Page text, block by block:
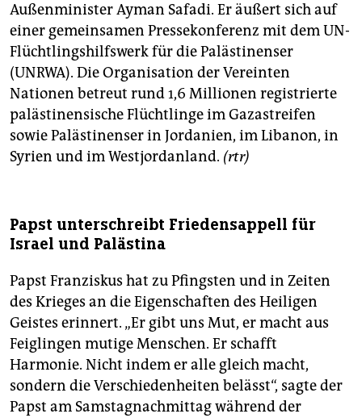
Außenminister Ayman Safadi. Er äußert sich auf
einer gemeinsamen Pressekonferenz mit dem UN-
Flüchtlingshilfswerk für die Palästinenser
(UNRWA). Die Organisation der Vereinten
Nationen betreut rund 1,6 Millionen registrierte
palästinensische Flüchtlinge im Gazastreifen
sowie Palästinenser in Jordanien, im Libanon, in
Syrien und im Westjordanland. (rtr)
Papst unterschreibt Friedensappell für
Israel und Palästina
Papst Franziskus hat zu Pfingsten und in Zeiten
des Krieges an die Eigenschaften des Heiligen
Geistes erinnert. „Er gibt uns Mut, er macht aus
Feiglingen mutige Menschen. Er schafft
Harmonie. Nicht indem er alle gleich macht,
sondern die Verschiedenheiten belässt“, sagte der
Papst am Samstagnachmittag während der